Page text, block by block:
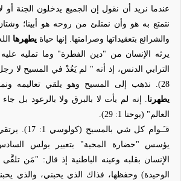
عندما نريد أن نقول إن الجميع يدخلون الجنة أو
نتمتع به هو وأن نمتلئ من روحه هو أبينا؛
والشرائع بتعقيداتها وصرامتها. إنها حياة يطهرها
يرثه الإنسان من "دين الفطرة" وما تمليه
28). نذهب إلى المسيح وهو يلقي تعاليمه ونمكث في حضرته كيما
يطهرنا. إنه لم يأت لا بالبرق ولا بالرعود بل
العالم" (يوحنا 1: 29).
قـَـوام كل شي
يؤسس "حضارة المحبة" بتعبير بولس
الإنسان بقلبه وعينه الباطنية إذ قال: "مَن
الوحيدة) وحفظها، فذاك الذي يحبني، والذي